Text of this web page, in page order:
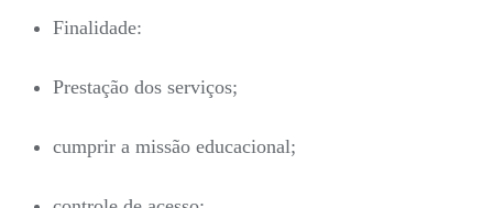
Finalidade:
Prestação dos serviços;
cumprir a missão educacional;